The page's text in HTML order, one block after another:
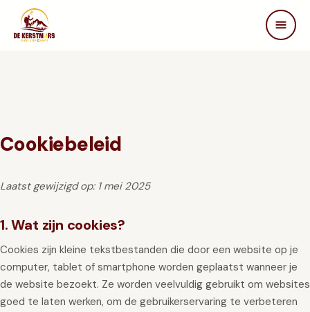
Beleving
Partners
In de media
Contact
Cookiebeleid
Laatst gewijzigd op: 1 mei 2025
1. Wat zijn cookies?
Cookies zijn kleine tekstbestanden die door een website op je
computer, tablet of smartphone worden geplaatst wanneer je
de website bezoekt. Ze worden veelvuldig gebruikt om websites
goed te laten werken, om de gebruikerservaring te verbeteren